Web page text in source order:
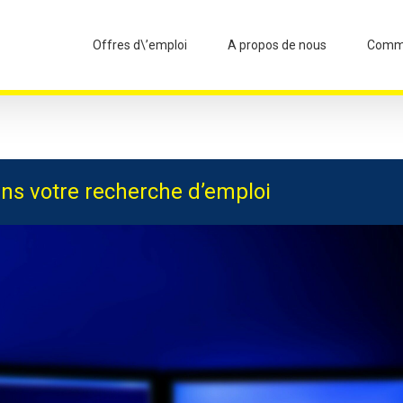
Offres d\’emploi A propos de nous
votre recherche d’emploi